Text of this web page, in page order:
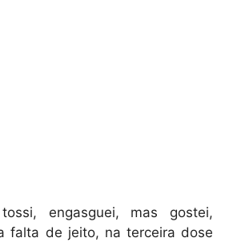
tossi, engasguei, mas gostei,
falta de jeito, na terceira dose